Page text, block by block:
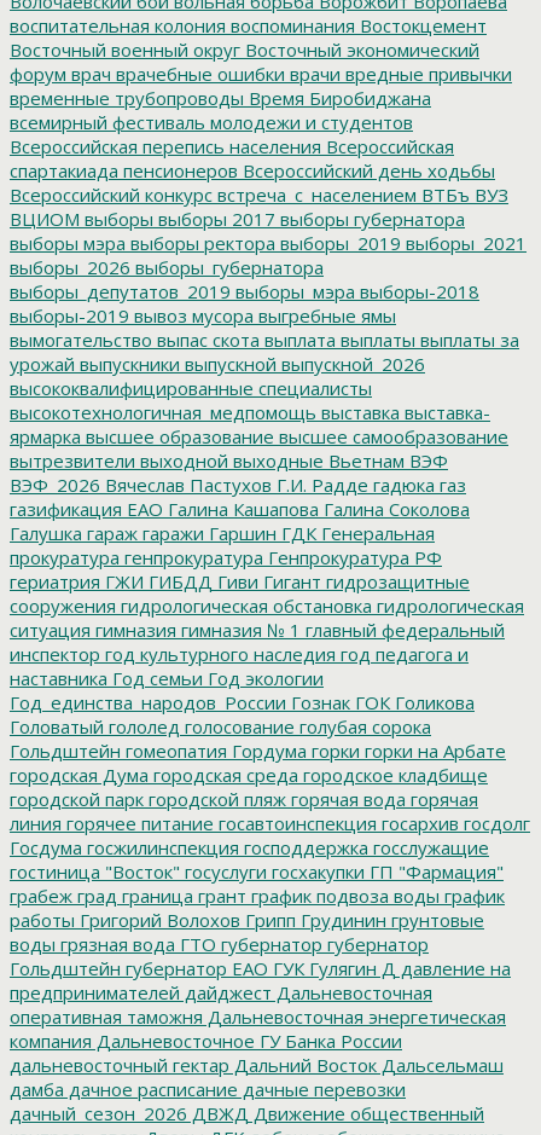
воспитательная колония воспоминания Востокцемент
Восточный военный округ Восточный экономический
форум врач врачебные ошибки врачи вредные привычки
временные трубопроводы Время Биробиджана
всемирный фестиваль молодежи и студентов
Всероссийская перепись населения Всероссийская
спартакиада пенсионеров Всероссийский день ходьбы
Всероссийский конкурс встреча_с_населением ВТБъ ВУЗ
ВЦИОМ выборы выборы 2017 выборы губернатора
выборы мэра выборы ректора выборы_2019 выборы_2021
выборы_2026 выборы_губернатора
выборы_депутатов_2019 выборы_мэра выборы-2018
выборы-2019 вывоз мусора выгребные ямы
вымогательство выпас скота выплата выплаты выплаты за
урожай выпускники выпускной выпускной_2026
высококвалифицированные специалисты
высокотехнологичная_медпомощь выставка выставка-
ярмарка высшее образование высшее самообразование
вытрезвители выходной выходные Вьетнам ВЭФ
ВЭФ_2026 Вячеслав Пастухов Г.И. Радде гадюка газ
газификация ЕАО Галина Кашапова Галина Соколова
Галушка гараж гаражи Гаршин ГДК Генеральная
прокуратура генпрокуратура Генпрокуратура РФ
гериатрия ГЖИ ГИБДД Гиви Гигант гидрозащитные
сооружения гидрологическая обстановка гидрологическая
ситуация гимназия гимназия № 1 главный федеральный
инспектор год культурного наследия год педагога и
наставника Год семьи Год экологии
Год_единства_народов_России Гознак ГОК Голикова
Головатый гололед голосование голубая сорока
Гольдштейн гомеопатия Гордума горки горки на Арбате
городская Дума городская среда городское кладбище
городской парк городской пляж горячая вода горячая
линия горячее питание госавтоинспекция госархив госдолг
Госдума госжилинспекция господдержка госслужащие
гостиница "Восток" госуслуги госхакупки ГП "Фармация"
грабеж град граница грант график подвоза воды график
работы Григорий Волохов Грипп Грудинин грунтовые
воды грязная вода ГТО губернатор губернатор
Гольдштейн губернатор ЕАО ГУК Гулягин Д давление на
предпринимателей дайджест Дальневосточная
оперативная таможня Дальневосточная энергетическая
компания Дальневосточное ГУ Банка России
дальневосточный гектар Дальний Восток Дальсельмаш
дамба дачное расписание дачные перевозки
дачный_сезон_2026 ДВЖД Движение общественный